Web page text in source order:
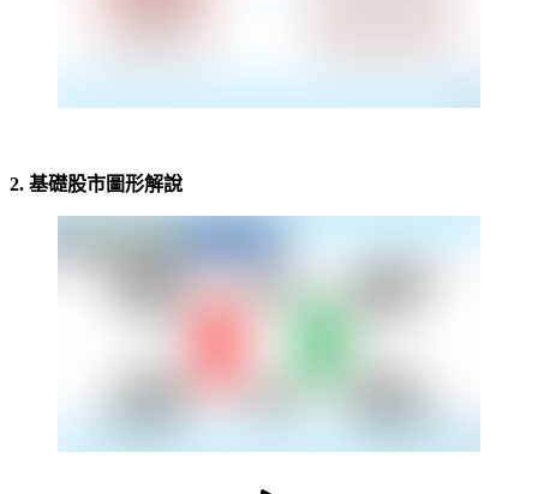
2. 基礎股市圖形解說